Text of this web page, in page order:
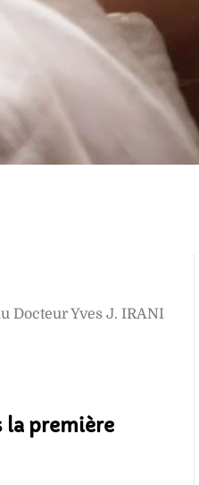
Docteur Yves J. IRANI
la première